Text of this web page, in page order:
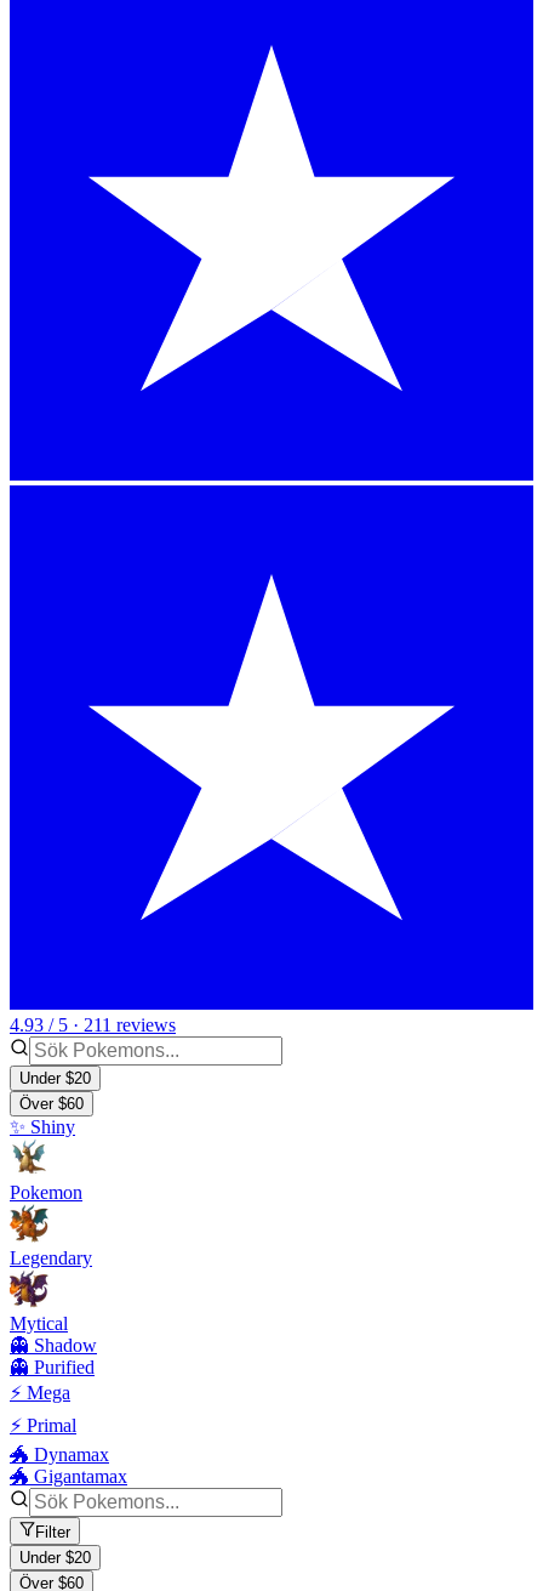
4.93 / 5 · 211 reviews
Under $20
Över $60
✨ Shiny
Pokemon
Legendary
Mytical
👻 Shadow
👻 Purified
⚡ Mega
⚡ Primal
🐲 Dynamax
🐲 Gigantamax
Filter
Under $20
Över $60